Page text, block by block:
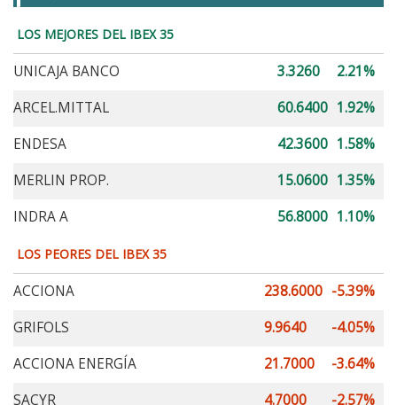
LOS MEJORES DEL IBEX 35
UNICAJA BANCO 3.3260
2.21%
ARCEL.MITTAL
60.6400 1.92%
ENDESA
42.3600 1.58%
MERLIN PROP.
15.0600 1.35%
INDRA A
56.8000 1.10%
LOS PEORES DEL IBEX 35
ACCIONA 238.6000 -5.39%
GRIFOLS
9.9640
-4.05%
ACCIONA ENERGÍA
21.7000
-3.64%
SACYR
4.7000
-2.57%